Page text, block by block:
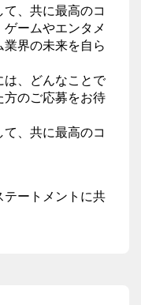
、共に最高のコ
ームやエンタメ
界の未来を自ら
は、どんなことで
方のご応募をお待
、共に最高のコ
テートメントに共